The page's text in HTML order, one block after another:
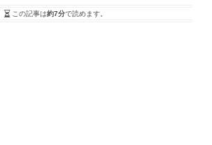
この記事は約7分で読めます。